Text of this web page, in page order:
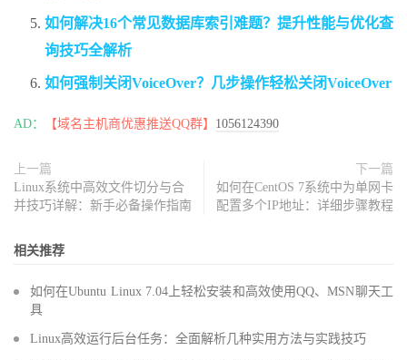
如何解决16个常见数据库索引难题？提升性能与优化查
询技巧全解析
如何强制关闭VoiceOver？几步操作轻松关闭VoiceOver
AD： 【域名主机商优惠推送QQ群】 1056124390
上一篇
Linux系统中高效文件切分与合
并技巧详解：新手必备操作指南
下一篇
如何在CentOS 7系统中为单网卡
配置多个IP地址：详细步骤教程
相关推荐
如何在Ubuntu Linux 7.04上轻松安装和高效使用QQ、MSN聊天工
具
Linux高效运行后台任务：全面解析几种实用方法与实践技巧